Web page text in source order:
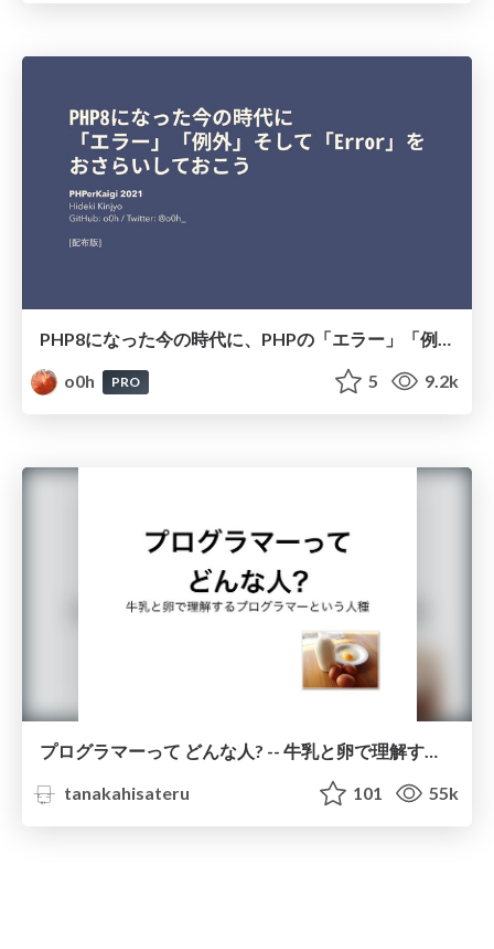
PHP8になった今の時代に、PHPの「エラー」「例外」そして「Error」をおさらいしておこう/phperkaigi2021-regular-talk
o0h
PRO 5 9.2k
tanakahisateru
101 55k